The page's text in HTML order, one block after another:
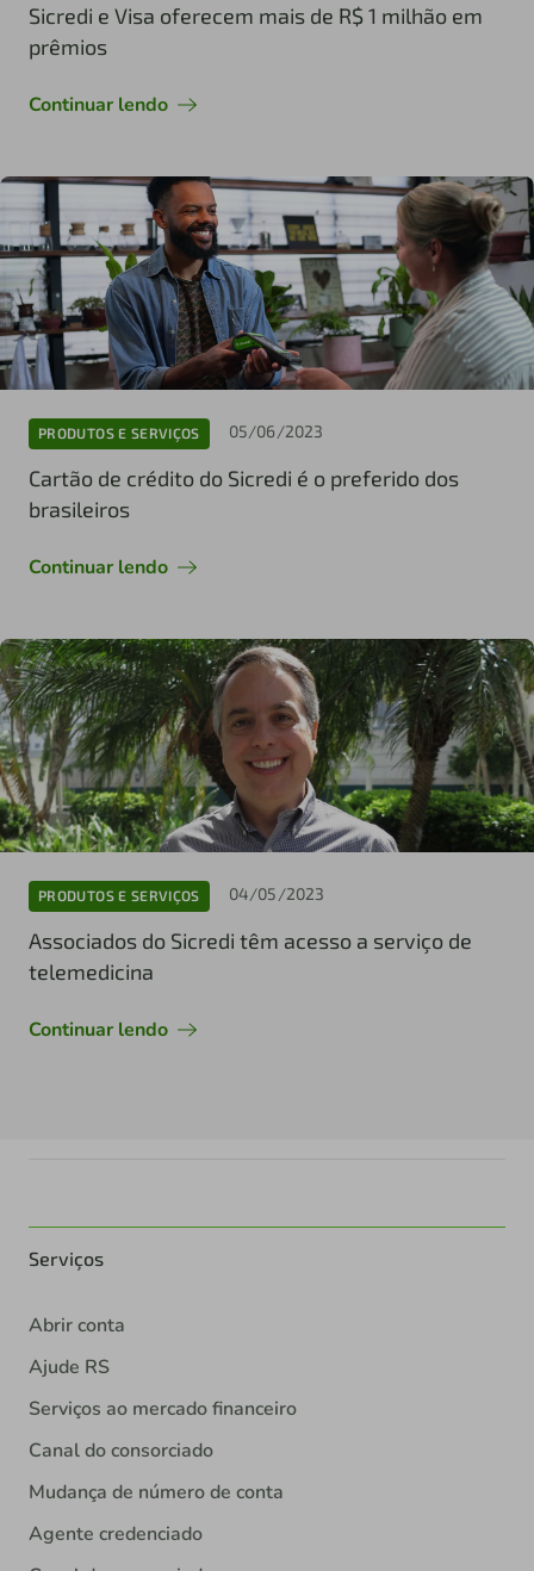
Sicredi e Visa oferecem mais de R$ 1 milhão em
prêmios
Continuar lendo
PRODUTOS E SERVIÇOS 05/06/2023
Cartão de crédito do Sicredi é o preferido dos
brasileiros
Continuar lendo
PRODUTOS E SERVIÇOS 04/05/2023
Associados do Sicredi têm acesso a serviço de
telemedicina
Continuar lendo
Serviços
Abrir conta
Ajude RS
Serviços ao mercado financeiro
Canal do consorciado
Mudança de número de conta
Agente credenciado